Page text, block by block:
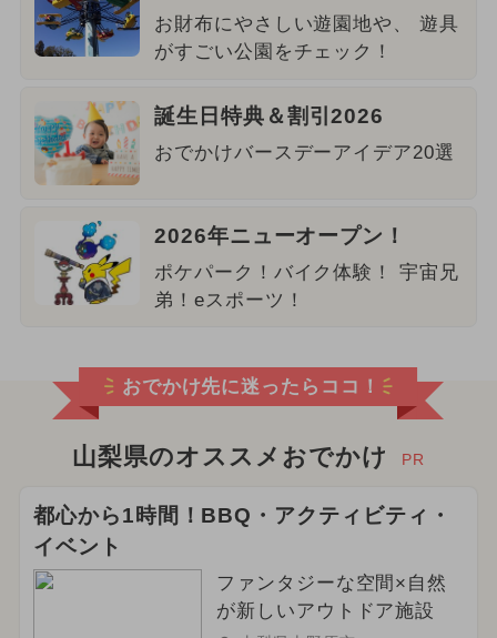
お財布にやさしい遊園地や、 遊具
がすごい公園をチェック！
誕生日特典＆割引2026
おでかけバースデーアイデア20選
2026年ニューオープン！
ポケパーク！バイク体験！ 宇宙兄
弟！eスポーツ！
おでかけ先に迷ったらココ！
山梨県のオススメおでかけ PR
都心から1時間！BBQ・アクティビティ・
イベント
ファンタジーな空間×自然
が新しいアウトドア施設